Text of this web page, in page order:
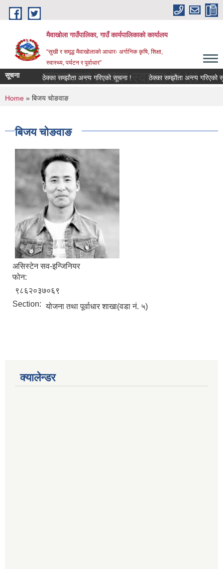
Skip to main content
मैवाखोला गाउँपालिका, गाउँ कार्यपालिकाको कार्यालय
“सुखी र समृद्ध मैवाखोलाको आधारः अर्गानिक कृषि, शिक्षा,
स्वास्थ्य, पर्यटन र पूर्वाधार”
यहाँहरुलाई हार्दिक स्वागत छ !!!
सूचना ठेक्का सम्झौता अन्त्य गरिएको सूचना ! ठेक्का सम्झौता अन्त्य गरिएको
You are here
Home » बिजय चोङवाङ
बिजय चोङवाङ
असिस्टेन सव-इन्जिनियर
फोन:
९८६२०३७०६९
Section: योजना तथा पूर्वाधार शाखा(वडा नं. ५)
क्यालेन्डर